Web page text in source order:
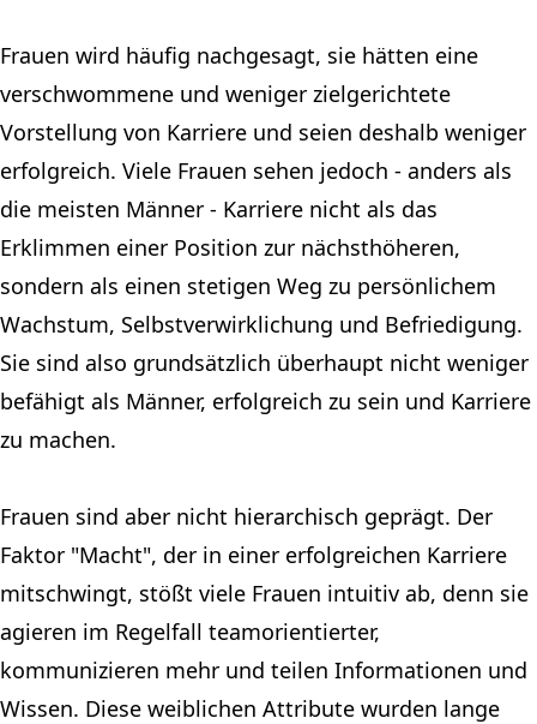
Frauen wird häufig nachgesagt, sie hätten eine
verschwommene und weniger zielgerichtete
Vorstellung von Karriere und seien deshalb weniger
erfolgreich. Viele Frauen sehen jedoch - anders als
die meisten Männer - Karriere nicht als das
Erklimmen einer Position zur nächsthöheren,
sondern als einen stetigen Weg zu persönlichem
Wachstum, Selbstverwirklichung und Befriedigung.
Sie sind also grundsätzlich überhaupt nicht weniger
befähigt als Männer, erfolgreich zu sein und Karriere
zu machen.
Frauen sind aber nicht hierarchisch geprägt. Der
Faktor "Macht", der in einer erfolgreichen Karriere
mitschwingt, stößt viele Frauen intuitiv ab, denn sie
agieren im Regelfall teamorientierter,
kommunizieren mehr und teilen Informationen und
Wissen. Diese weiblichen Attribute wurden lange